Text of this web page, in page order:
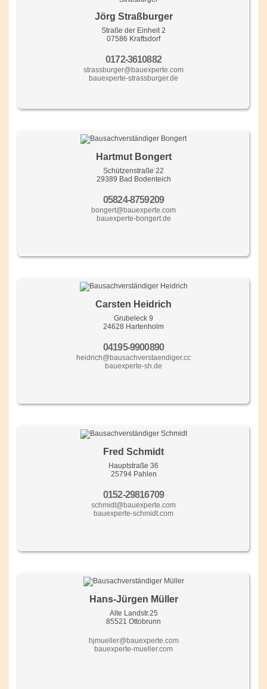
Jörg Straßburger
Straße der Einheit 2
07586 Kraftsdorf
0172-3610882
strassburger@bauexperte.com
bauexperte-strassburger.de
Hartmut Bongert
Schützenstraße 22
29389 Bad Bodenteich
05824-8759209
bongert@bauexperte.com
bauexperte-bongert.de
Carsten Heidrich
Grubeleck 9
24628 Hartenholm
04195-9900890
heidrich@bausachverstaendiger.cc
bauexperte-sh.de
Fred Schmidt
Hauptstraße 36
25794 Pahlen
0152-29816709
schmidt@bauexperte.com
bauexperte-schmidt.com
Hans-Jürgen Müller
Alte Landstr.25
85521 Ottobrunn
hjmueller@bauexperte.com
bauexperte-mueller.com